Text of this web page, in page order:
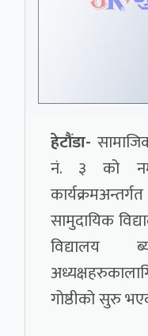
हेटौंडा-
नं. ३ को
सामुदायिक
विद्यालय
गोष्ठीको सुरु